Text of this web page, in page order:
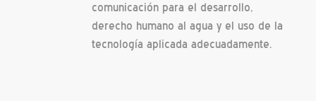
comunicación para el desarrollo,
derecho humano al agua y el uso de la
tecnología aplicada adecuadamente.